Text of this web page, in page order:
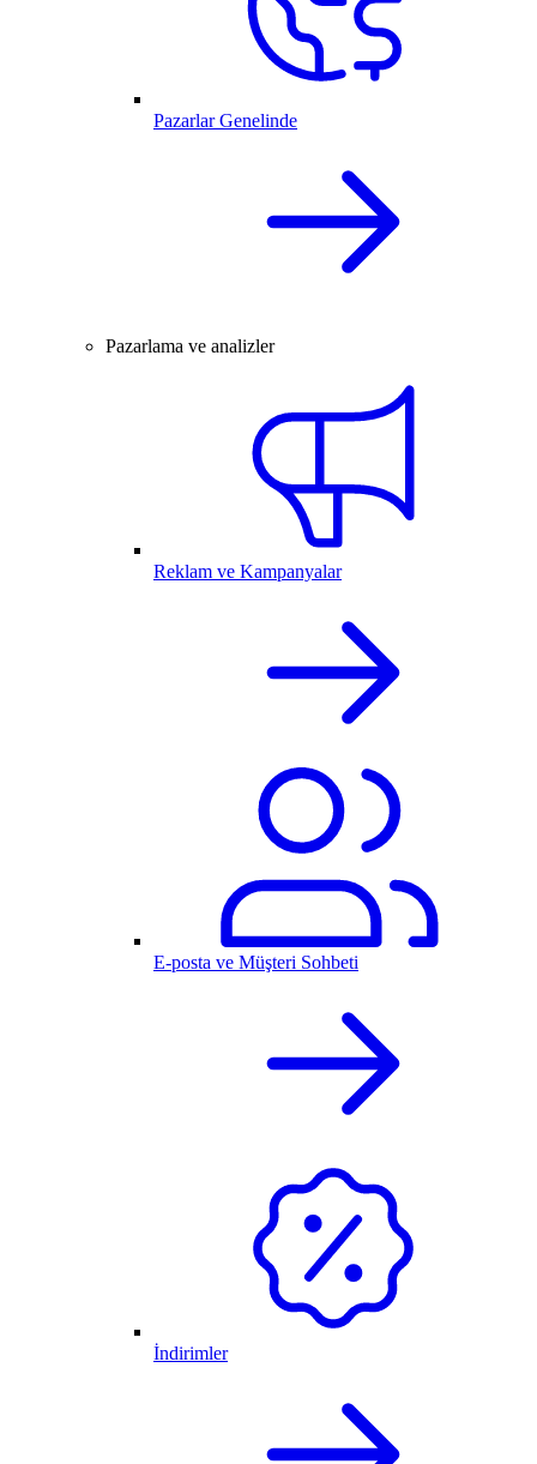
Pazarlar Genelinde
Pazarlama ve analizler
Reklam ve Kampanyalar
E-posta ve Müşteri Sohbeti
İndirimler